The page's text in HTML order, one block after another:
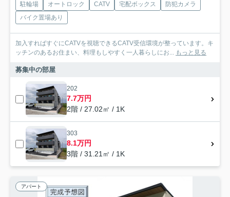
駐輪場 オートロック CATV 宅配ボックス
防犯カメラ
バイク置場あり
加入すればすぐにCATVを視聴できるCATV受信環境が整っています。キ
ッチンのあるお住まい、料理もしやすく一人暮らしにお... もっと見る
募集中の部屋
202
7.7万円
2階 / 27.02㎡ / 1K
303
8.1万円
3階 / 31.21㎡ / 1K
アパート